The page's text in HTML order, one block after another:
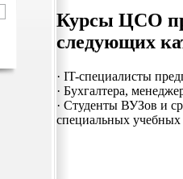
Курсы ЦСО
следующих
· IT-специалисты
· Бухгалтера,
· Студенты ВУЗов и
специальных учебных